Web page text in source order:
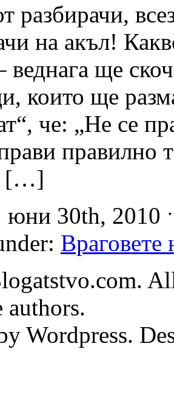
разбирачи,
на акъл!
веднага ще
които ще
че: „Не се
правилно
[…]
юни 30th, 2010
Враговете
authors.
Wordpress.